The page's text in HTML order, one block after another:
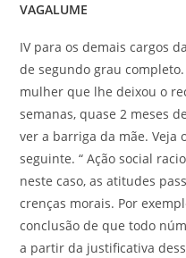
VAGALUME
IV para os demais cargos
de segundo grau
mulher que lhe deixou o
semanas, quase 2 meses
ver a barriga da mãe. Veja
seguinte. “ Ação social
neste caso, as atitudes
crenças morais. Por
conclusão de que todo
a partir da justificativa